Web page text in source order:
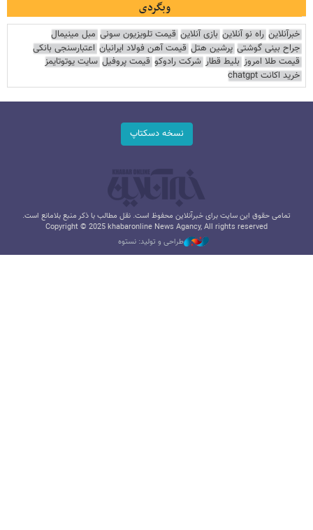
وبگردی
خبرآنلاین راه نو آنلاین بازی آنلاین قیمت تلویزیون سونی مبل مینیمال
جراح بینی گوشتی پرشین هتل قیمت آهن فولاد ایرانیان اعتبارسنجی بانکی
قیمت طلا امروز بلیط قطار شرکت رادوکو قیمت پروفیل سایت یوتوتایمز
خرید اکانت chatgpt
نسخه دسکتاپ
تمامی حقوق این سایت برای خبرآنلاین محفوظ است. نقل مطالب با ذکر منبع بلامانع است.
Copyright © 2025 khabaronline News Agancy, All rights reserved
طراحی و تولید: نستوه